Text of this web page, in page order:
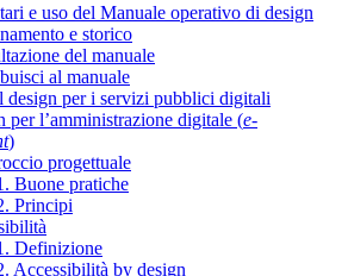
e uso del Manuale operativo di design
e storico
del manuale
al manuale
design per i servizi pubblici digitali
per l’amministrazione digitale (e-
)
progettuale
Buone pratiche
Principi
Definizione
Accessibilità by design